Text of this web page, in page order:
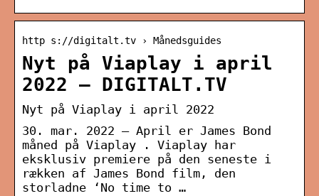
http s://digitalt.tv › Månedsguides
Nyt på Viaplay i april
2022 – DIGITALT.TV
Nyt på Viaplay i april 2022
30. mar. 2022 — April er James Bond
måned på Viaplay . Viaplay har
eksklusiv premiere på den seneste i
rækken af James Bond film, den
storladne ‘No time to …